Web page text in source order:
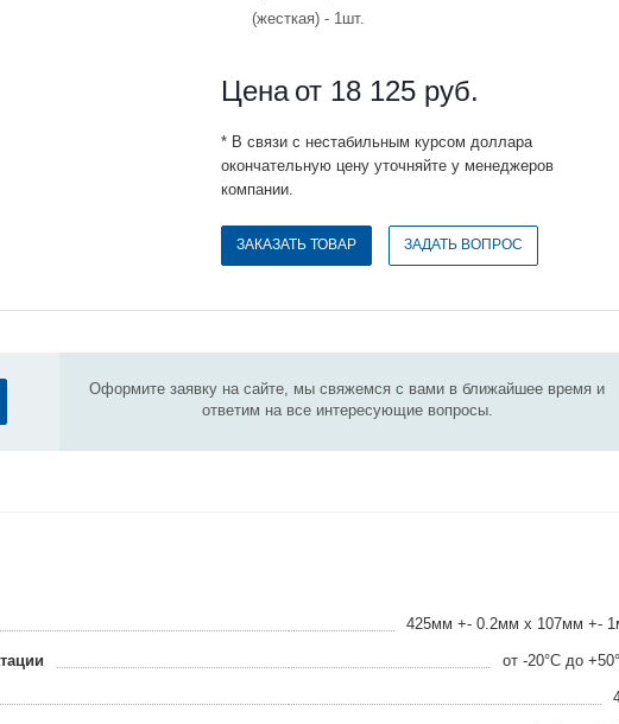
(жесткая) - 1шт.
Цена от 18 125 руб.
* В связи с нестабильным курсом доллара
окончательную цену уточняйте у менеджеров
компании.
ЗАКАЗАТЬ ТОВАР ЗАДАТЬ ВОПРОС
Оформите заявку на сайте, мы свяжемся с вами в ближайшее время и
ответим на все интересующие вопросы.
425мм +- 0.2мм x 107мм +-
от -20°С до